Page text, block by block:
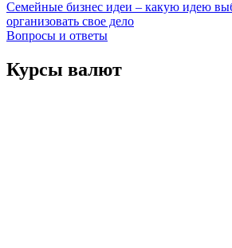
Навигация
по
Семейные бизнес идеи – какую идею
организовать свое дело
Вопросы и ответы
Курсы валют